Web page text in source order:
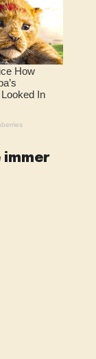
immer